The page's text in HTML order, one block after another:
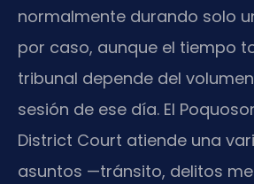
normalmente durando solo
por caso, aunque el tiempo
tribunal depende del
sesión de ese día. El
District Court atiende una
asuntos —tránsito, delitos